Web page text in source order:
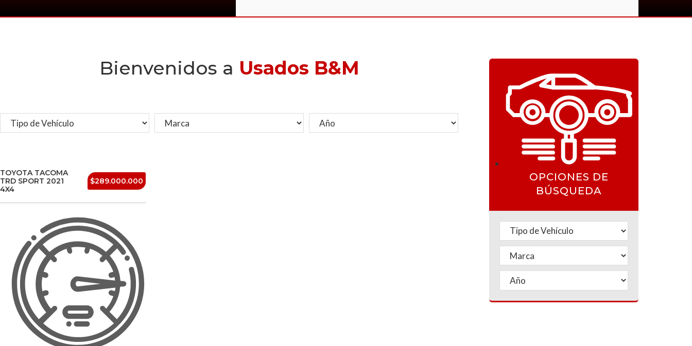
Bienvenidos a Usados B&M
TOYOTA TACOMA
TRD SPORT 2021
4X4
$289.000.000
OPCIONES DE
BÚSQUEDA